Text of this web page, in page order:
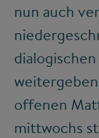
nun auch
offenen
mittwochs